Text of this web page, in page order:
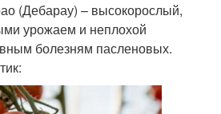
(Дебарау) – высокорослый,
урожаем и неплохой
болезням пасленовых.